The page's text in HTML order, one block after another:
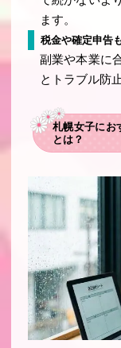
ます。
税金や確定申告
副業や本業に
とトラブル防
札幌女子にお
とは？